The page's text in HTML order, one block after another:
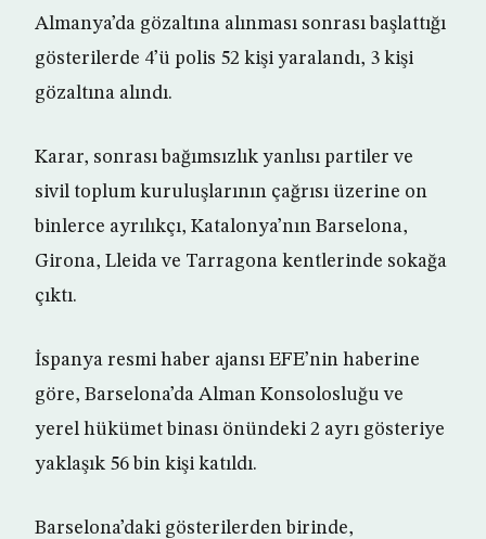
Almanya’da gözaltına alınması sonrası başlattığı
gösterilerde 4’ü polis 52 kişi yaralandı, 3 kişi
gözaltına alındı.
Karar, sonrası bağımsızlık yanlısı partiler ve
sivil toplum kuruluşlarının çağrısı üzerine on
binlerce ayrılıkçı, Katalonya’nın Barselona,
Girona, Lleida ve Tarragona kentlerinde sokağa
çıktı.
İspanya resmi haber ajansı EFE’nin haberine
göre, Barselona’da Alman Konsolosluğu ve
yerel hükümet binası önündeki 2 ayrı gösteriye
yaklaşık 56 bin kişi katıldı.
Barselona’daki gösterilerden birinde,